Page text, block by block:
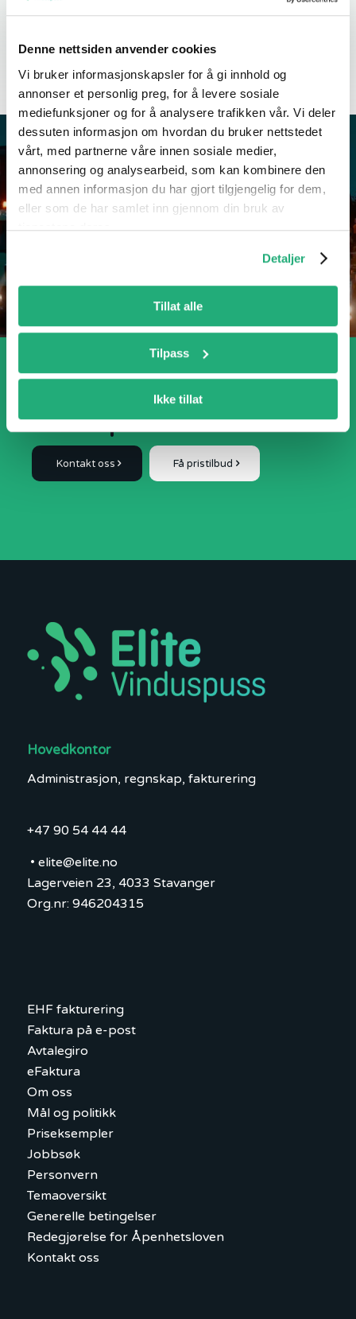
Denne nettsiden anvender cookies
Vi bruker informasjonskapsler for å gi innhold og
annonser et personlig preg, for å levere sosiale
mediefunksjoner og for å analysere trafikken vår. Vi deler
dessuten informasjon om hvordan du bruker nettstedet
vårt, med partnerne våre innen sosiale medier,
annonsering og analysearbeid, som kan kombinere den
med annen informasjon du har gjort tilgjengelig for dem,
eller som de har samlet inn gjennom din bruk av
tjenestene deres.
Detaljer
Tillat alle
Tilpass
Ikke tillat
+47 90 54 44 44
Industrigata 14, 5537 Haugesund
KOM I KONTAKT MED OSS
Klar til puss?
Kontakt oss Få pristilbud
Hovedkontor
Administrasjon, regnskap, fakturering
+47 90 54 44 44
• elite@elite.no
Lagerveien 23, 4033 Stavanger
Org.nr: 946204315
EHF fakturering
Faktura på e-post
Avtalegiro
eFaktura
Om oss
Mål og politikk
Priseksempler
Jobbsøk
Personvern
Temaoversikt
Generelle betingelser
Redegjørelse for Åpenhetsloven
Kontakt oss